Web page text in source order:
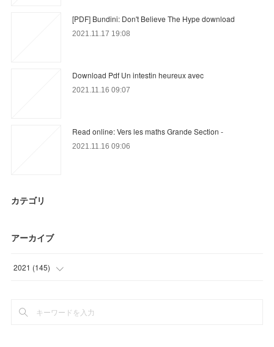
[PDF] Bundini: Don't Believe The Hype download
2021.11.17 19:08
Download Pdf Un intestin heureux avec
2021.11.16 09:07
Read online: Vers les maths Grande Section -
2021.11.16 09:06
カテゴリ
アーカイブ
2021 (145)
(